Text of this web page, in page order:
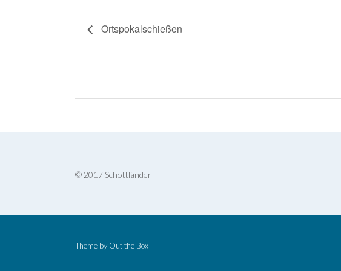
Ortspokalschießen
© 2017 Schottländer
Theme by Out the Box